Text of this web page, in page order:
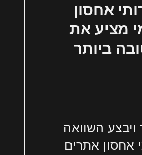
אחסון
מציע את
ביותר
השוואה
אחסון אתרים